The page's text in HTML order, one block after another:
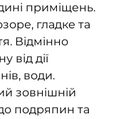
приміщень.
гладке та
Відмінно
від дії
води.
зовнішній
подряпин та